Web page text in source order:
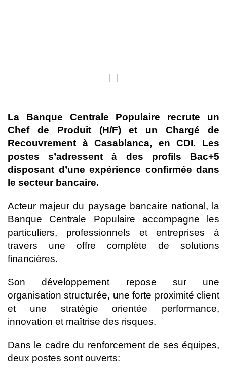
La Banque Centrale Populaire recrute un
Chef de Produit (H/F) et un Chargé de
Recouvrement à Casablanca, en CDI. Les
postes s’adressent à des profils Bac+5
disposant d’une expérience confirmée dans
le secteur bancaire.
Acteur majeur du paysage bancaire national, la
Banque Centrale Populaire accompagne les
particuliers, professionnels et entreprises à
travers une offre complète de solutions
financières.
Son développement repose sur une
organisation structurée, une forte proximité client
et une stratégie orientée performance,
innovation et maîtrise des risques.
Dans le cadre du renforcement de ses équipes,
deux postes sont ouverts: